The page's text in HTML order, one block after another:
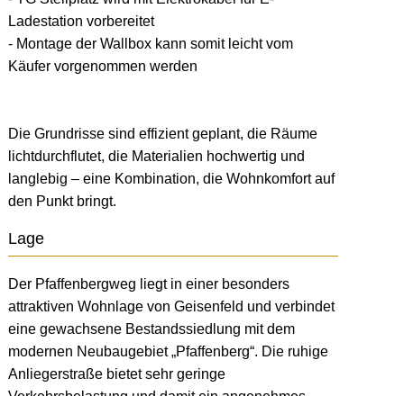
Ladestation vorbereitet
- Montage der Wallbox kann somit leicht vom
Käufer vorgenommen werden
Die Grundrisse sind effizient geplant, die Räume
lichtdurchflutet, die Materialien hochwertig und
langlebig – eine Kombination, die Wohnkomfort auf
den Punkt bringt.
Lage
Der Pfaffenbergweg liegt in einer besonders
attraktiven Wohnlage von Geisenfeld und verbindet
eine gewachsene Bestandssiedlung mit dem
modernen Neubaugebiet „Pfaffenberg“. Die ruhige
Anliegerstraße bietet sehr geringe